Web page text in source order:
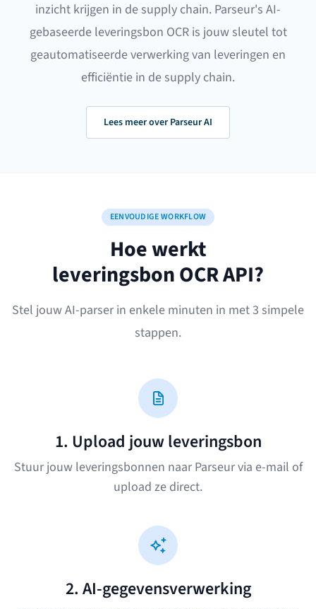
inzicht krijgen in de supply chain. Parseur's AI-
gebaseerde leveringsbon OCR is jouw sleutel tot
geautomatiseerde verwerking van leveringen en
efficiëntie in de supply chain.
Lees meer over Parseur AI
EENVOUDIGE WORKFLOW
Hoe werkt
leveringsbon OCR API?
Stel jouw AI-parser in enkele minuten in met 3 simpele
stappen.
1. Upload jouw leveringsbon
Stuur jouw leveringsbonnen naar Parseur via e-mail of
upload ze direct.
2. AI-gegevensverwerking